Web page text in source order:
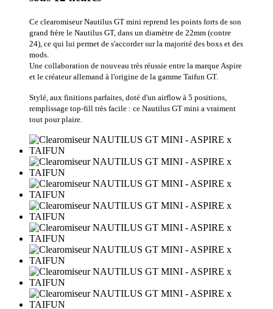
Ce clearomiseur Nautilus GT mini reprend les points forts de son
grand frère le Nautilus GT, dans un diamètre de 22mm (contre
24), ce qui lui permet de s'accorder sur la majorité des boxs et des
mods.
Une collaboration de nouveau très réussie entre la marque Aspire
et le créateur allemand à l'origine de la gamme Taifun GT.
Stylé, aux finitions parfaites, doté d'un airflow à 5 positions,
remplissage top-fill très facile : ce Nautilus GT mini a vraiment
tout pour plaire.